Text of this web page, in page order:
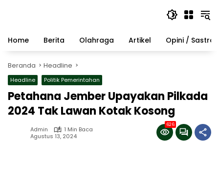
Home
Berita Olahraga Artikel Opini / Sastra
Beranda Headline
Headline Politik Pemerintahan
Petahana Jember Upayakan Pilkada
2024 Tak Lawan Kotak Kosong
Admin
1 Min Baca
Agustus 13, 2024
626